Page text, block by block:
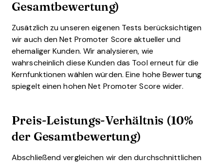
Gesamtbewertung)
Zusätzlich zu unseren eigenen Tests berücksichtigen
wir auch den Net Promoter Score aktueller und
ehemaliger Kunden. Wir analysieren, wie
wahrscheinlich diese Kunden das Tool erneut für die
Kernfunktionen wählen würden. Eine hohe Bewertung
spiegelt einen hohen Net Promoter Score wider.
Preis-Leistungs-Verhältnis (10%
der Gesamtbewertung)
Abschließend vergleichen wir den durchschnittlichen